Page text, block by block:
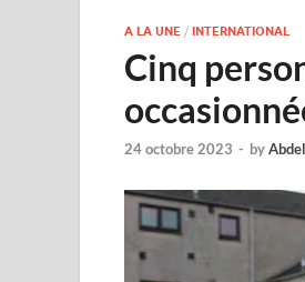
A LA UNE / INTERNATIONAL
Cinq
24 octobre 2023 - by